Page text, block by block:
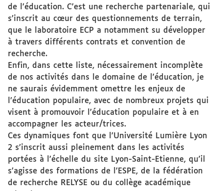
de l’éducation. C’est une recherche partenariale, qui
s’inscrit au cœur des questionnements de terrain,
que le laboratoire ECP a notamment su développer
à travers différents contrats et convention de
recherche.
Enfin, dans cette liste, nécessairement incomplète
de nos activités dans le domaine de l’éducation, je
ne saurais évidemment omettre les enjeux de
l’éducation populaire, avec de nombreux projets qui
visent à promouvoir l’éducation populaire et à en
accompagner les acteur/trices.
Ces dynamiques font que l’Université Lumière Lyon
2 s’inscrit aussi pleinement dans les activités
portées à l’échelle du site Lyon-Saint-Etienne, qu’il
s’agisse des formations de l’ESPE, de la fédération
de recherche RELYSE ou du collège académique